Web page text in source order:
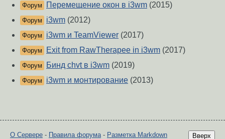
Форум Перемещение окон в i3wm (2015)
Форум i3wm (2012)
Форум i3wm и TeamViewer (2017)
Форум Exit from RawTherapee in i3wm (2017)
Форум Бинд chvt в i3wm (2019)
Форум i3wm и монтирование (2013)
Вверх
О Сервере - Правила форума- Разметка Markdown